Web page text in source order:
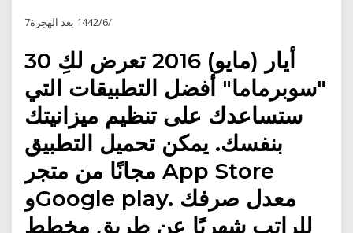
7‏‏/6‏‏/1442 بعد الهجرة
30 أيار (مايو) 2016 تعرض لكِ
"سوبرماما" أفضل التطبيقات التي
ستساعدك على تنظيم ميزانيتك
بنفسك. يمكن تحميل التطبيق
مجانًا من متجر App Store
وGoogle play. معدل صرفك
للراتب شهريًا عن طريق مخطط